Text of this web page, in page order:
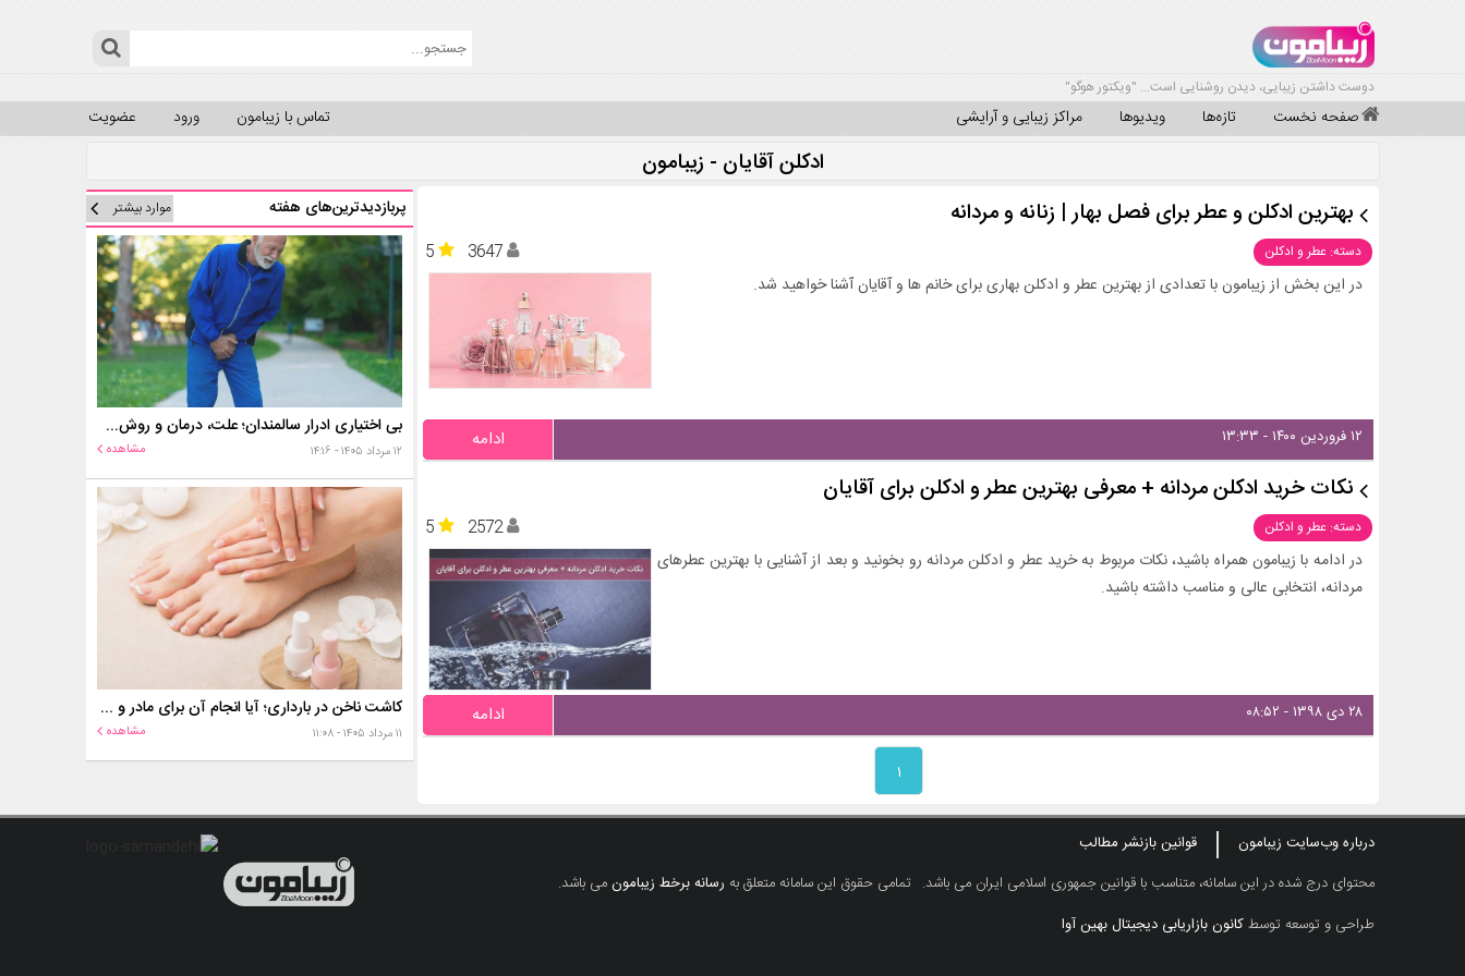
دوست داشتن زیبایی، دیدن روشنایی است... "ویکتور هوگو"
صفحه نخست تازه‌ها ویدیوها مراکز زیبایی و آرایشی عضویت ورود تماس با زیبامون
ادکلن آقایان - زیبامون
بهترین ادکلن و عطر برای فصل بهار | زنانه و مردانه
دسته: عطر و ادکلن 5
3647
در این بخش از زیبامون با تعدادی از بهترین عطر و ادکلن بهاری برای خانم ها و آقایان آشنا خواهید شد.
۱۲ فروردین ۱۴۰۰ - ۱۳:۳۳ ادامه
نکات خرید ادکلن مردانه + معرفی بهترین عطر و ادکلن برای آقایان
دسته: عطر و ادکلن 5
2572
در ادامه با زیبامون همراه باشید، نکات مربوط به خرید عطر و ادکلن مردانه رو بخونید و بعد از آشنایی با بهترین عطرهای
مردانه، انتخابی عالی و مناسب داشته باشید.
۲۸ دی ۱۳۹۸ - ۰۸:۵۲ ادامه
۱
پربازدیدترین‌های هفته موارد بیشتر
بی اختیاری ادرار سالمندان؛ علت، درمان و روش‌های کنترل در منزل
۱۲ مرداد ۱۴۰۵ - ۱۴:۱۶ مشاهده
کاشت ناخن در بارداری؛ آیا انجام آن برای مادر و جنین خطر دارد؟
۱۱ مرداد ۱۴۰۵ - ۱۱:۰۸ مشاهده
درباره وب‌سایت زیبامون
قوانین بازنشر مطالب
محتوای درج شده در این سامانه، متناسب با قوانین جمهوری اسلامی ایران می باشد. تمامی حقوق این سامانه متعلق به رسانه برخط زیبامونمی باشد.
طراحی و توسعه توسطکانون بازاریابی دیجیتال بهین آوا